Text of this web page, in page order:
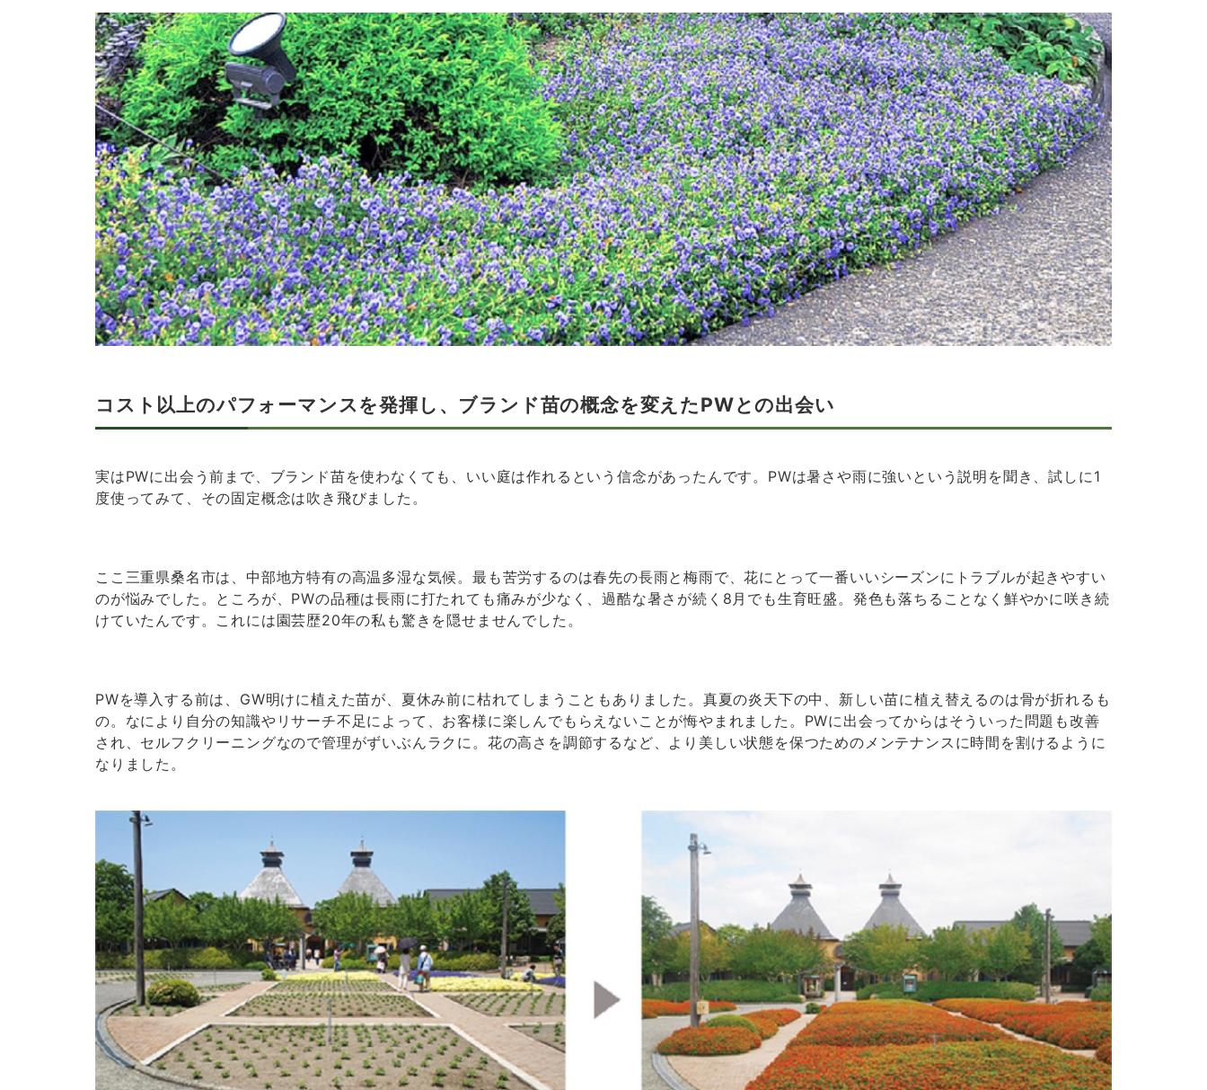
コスト以上のパフォーマンスを発揮し、ブランド苗の概念を変えたPWとの出会い
実はPWに出会う前まで、ブランド苗を使わなくても、いい庭は作れるという信念があったんです。PWは暑さや雨に強いという説明を聞き、試しに1
度使ってみて、その固定概念は吹き飛びました。
ここ三重県桑名市は、中部地方特有の高温多湿な気候。最も苦労するのは春先の長雨と梅雨で、花にとって一番いいシーズンにトラブルが起きやすい
のが悩みでした。ところが、PWの品種は長雨に打たれても痛みが少なく、過酷な暑さが続く8月でも生育旺盛。発色も落ちることなく鮮やかに咲き続
けていたんです。これには園芸歴20年の私も驚きを隠せませんでした。
PWを導入する前は、GW明けに植えた苗が、夏休み前に枯れてしまうこともありました。真夏の炎天下の中、新しい苗に植え替えるのは骨が折れるも
の。なにより自分の知識やリサーチ不足によって、お客様に楽しんでもらえないことが悔やまれました。PWに出会ってからはそういった問題も改善
され、セルフクリーニングなので管理がずいぶんラクに。花の高さを調節するなど、より美しい状態を保つためのメンテナンスに時間を割けるように
なりました。